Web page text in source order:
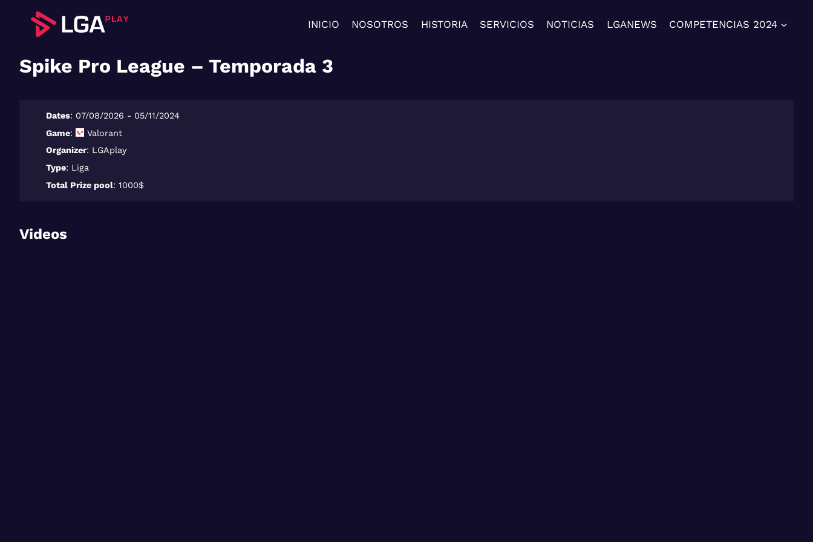
contenido
INICIO NOSOTROS HISTORIA SERVICIOS NOTICIAS LGANEWS COMPETENCIAS 2024
Spike Pro League – Temporada 3
Dates: 07/08/2026 - 05/11/2024
Game:
Valorant
Organizer: LGAplay
Type: Liga
Total Prize pool: 1000$
Videos